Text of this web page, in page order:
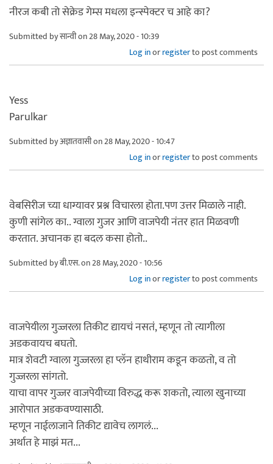
नीरज कबी तो सेक्रेड गेम्स मधला इन्स्पेक्टर च आहे का?
Submitted byसान्वीon 28 May, 2020 - 10:39
Log inorregisterto post comments
Yess
Parulkar
Submitted byअज्ञातवासीon 28 May, 2020 - 10:47
Log inorregisterto post comments
वेबसिरीज च्या धाग्यावर प्रश्न विचारला होता.पण उत्तर मिळाले नाही.
कुणी सांगेल का.. ग्वाला गुजर आणि वाजपेयी नंतर हात मिळवणी
करतात. अचानक हा बदल कसा होतो..
Submitted byबी.एस.on 28 May, 2020 - 10:56
Log inorregisterto post comments
वाजपेयीला गुज्जरला तिकीट द्यायचं नसतं, म्हणून तो त्यागीला
अडकवायच बघतो.
मात्र शेवटी ग्वाला गुज्जरला हा प्लॅन हाथीराम कडून कळतो, व तो
गुज्जरला सांगतो.
याचा वापर गुज्जर वाजपेयीच्या विरुद्ध करू शकतो, त्याला खुनाच्या
आरोपात अडकवण्यासाठी.
म्हणून नाईलाजाने तिकीट द्यावेच लागलं...
अर्थात हे माझं मत...